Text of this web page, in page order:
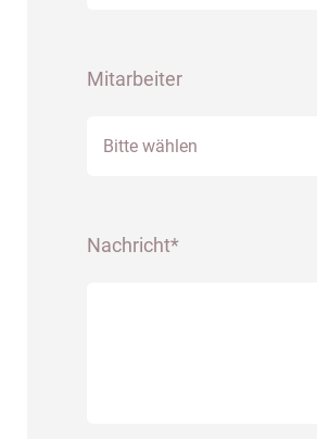
Mitarbeiter
Bitte wählen
Nachricht*